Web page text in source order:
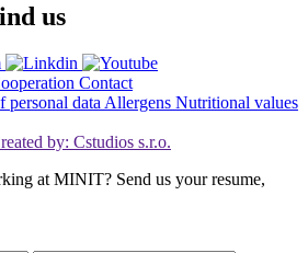
us
Contact
personal data Allergens Nutritional values
by: Cstudios s.r.o.
at MINIT? Send us your resume,